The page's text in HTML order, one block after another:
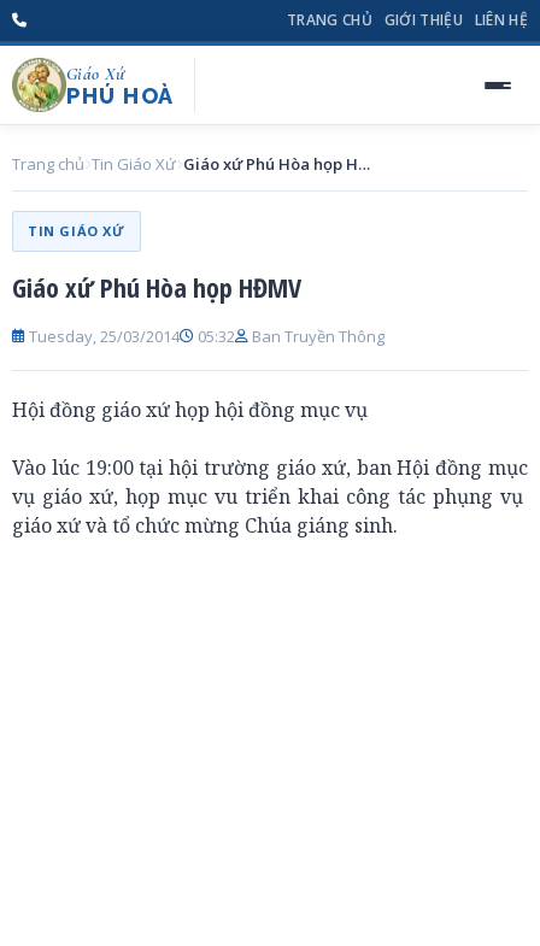
TRANG CHỦ GIỚI THIỆU LIÊN HỆ
Giáo Xứ
PHÚ HOÀ
Trang chủ Tin Giáo Xứ Giáo xứ Phú Hòa họp HĐMV
TIN GIÁO XỨ
Giáo xứ Phú Hòa họp HĐMV
Tuesday, 25/03/2014 05:32 Ban Truyền Thông
Hội đồng giáo xứ họp hội đồng mục vụ
Vào lúc 19:00 tại hội trường giáo xứ, ban Hội đồng mục
vụ giáo xứ, họp mục vu triển khai công tác phụng vụ
giáo xứ và tổ chức mừng Chúa giáng sinh.